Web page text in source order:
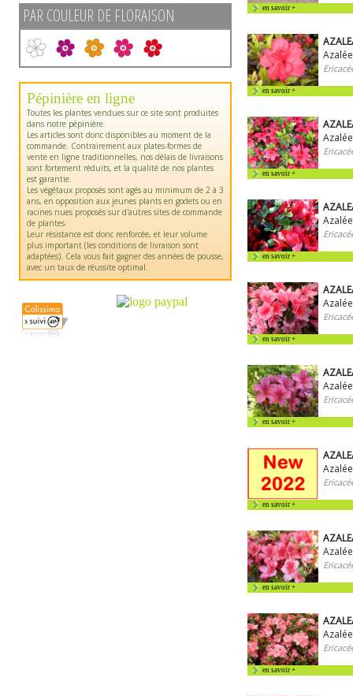
PAR COULEUR DE FLORAISON
Pépinière en ligne
Toutes les plantes vendues sur ce site sont produites
dans notre pépinière.
Les articles sont donc disponibles au moment de la
commande. Contrairement aux plates-formes de
vente en ligne traditionnelles, nos délais de livraisons
sont fortement réduits, et la qualité de nos plantes
est garantie.
Les végétaux proposés sont agés au minimum de 2 à 3
ans, en opposition aux jeunes plants en godets ou en
racines nues proposés sur d'autres sites de commande
de plantes.
Leur résistance est donc renforcée, et leur volume
plus important (les conditions de livraison sont
adaptées). Cela vous fait gagner des années de pousse,
avec un taux de réussite optimal.
en savoir +
en savoir +
en savoir +
en savoir +
en savoir +
en savoir +
en savoir +
en savoir +
en savoir +